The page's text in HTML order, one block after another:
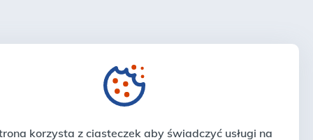
korzysta z ciasteczek aby świadczyć usługi na